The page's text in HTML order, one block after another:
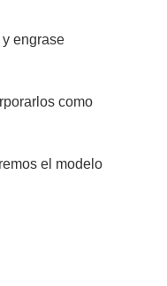
y engrase
como
el modelo